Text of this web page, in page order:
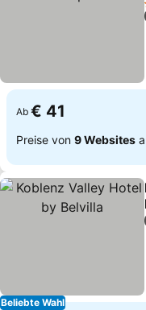
Ab € 41
Preise von 9 Websites
Beliebte Wahl